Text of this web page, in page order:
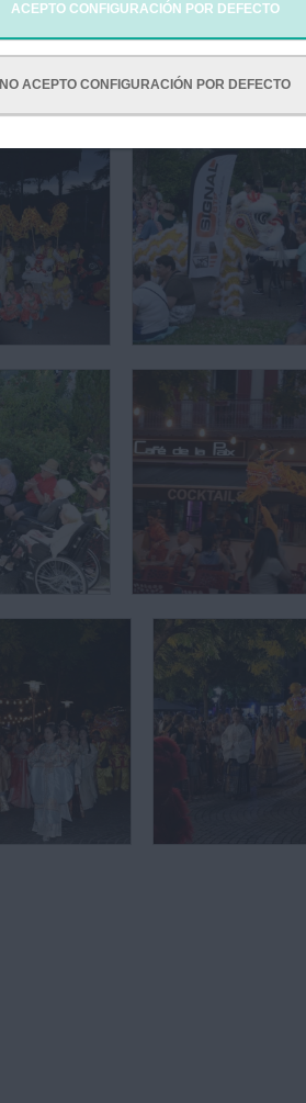
ACEPTO CONFIGURACIÓN POR DEFECTO
NO ACEPTO CONFIGURACIÓN POR DEFECTO